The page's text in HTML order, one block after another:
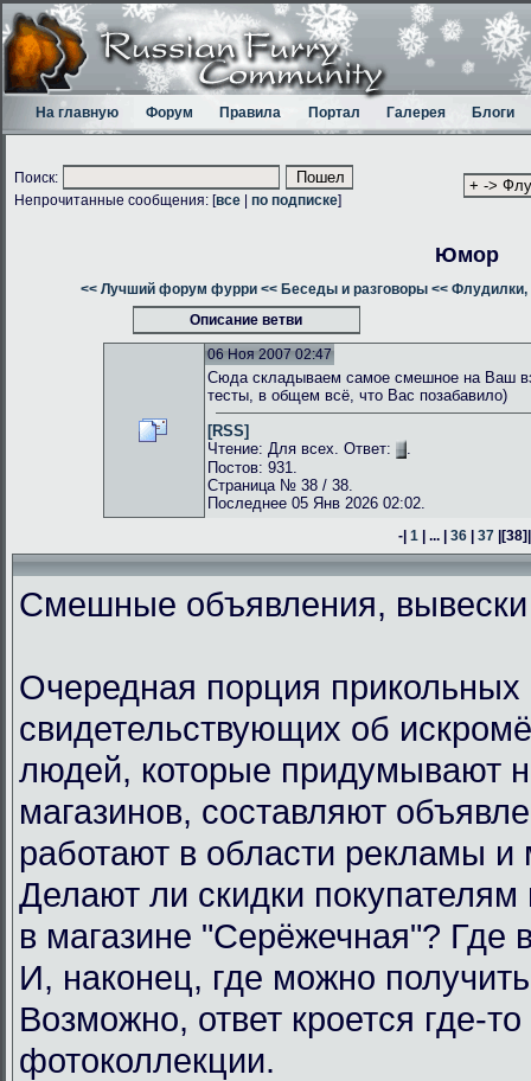
На главную Форум Правила Портал Галерея Блоги
Поиск:
Непрочитанные сообщения: [все по подписке]
Юмор
<< Лучший форум фурри << Беседы и разговоры << Флудилки,
Описание ветви
06 Ноя 2007 02:47
Сюда складываем самое смешное на Ваш
тесты, в общем всё, что Вас позабавило)
[RSS]
Чтение: Для всех. Ответ:
.
Постов: 931.
Страница № 38 / 38.
Последнее 05 Янв 2026 02:02.
-| 1 | ... | 36 | 37 |[38]
Смешные объявления,
Очередная порция прикольных
свидетельствующих об
людей, которые придумывают
магазинов, составляют
работают в области рекламы и
Делают ли скидки
в магазине "Серёжечная"? Где
И, наконец, где можно
Возможно, ответ кроется где-то
фотоколлекции.